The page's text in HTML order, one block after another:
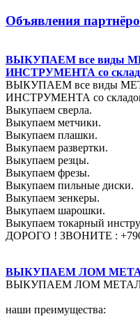
Объявления
ВЫКУПАЕМ все виды
ИНСТРУМЕНТА со
ВЫКУПАЕМ все виды
ИНСТРУМЕНТА со
Выкупаем сверла.
Выкупаем метчики.
Выкупаем плашки.
Выкупаем развертки.
Выкупаем резцы.
Выкупаем фрезы.
Выкупаем пильные диски.
Выкупаем зенкеры.
Выкупаем шарошки.
Выкупаем токарный
ДОРОГО ! ЗВОНИТЕ :
ВЫКУПАЕМ ЛОМ
ВЫКУПАЕМ ЛОМ
наши преимущества: